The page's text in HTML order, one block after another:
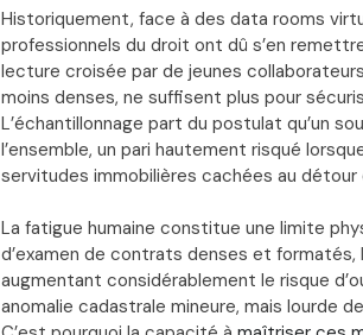
Historiquement, face à des data rooms
professionnels du droit ont dû s’en
lecture croisée par de jeunes
moins denses, ne suffisent plus pour
L’échantillonnage part du postulat qu’un
l’ensemble, un pari hautement risqué
servitudes immobilières cachées au détour
La fatigue humaine constitue une limite
d’examen de contrats denses et formatés,
augmentant considérablement le risque
anomalie cadastrale mineure, mais lourde